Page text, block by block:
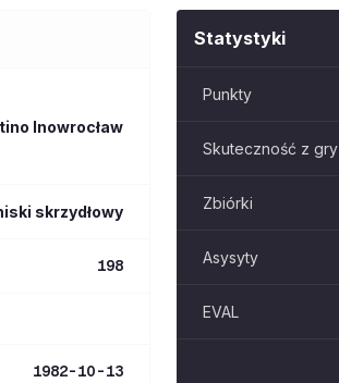
Inowrocław
skrzydłowy
198
1982-10-13
Statystyki
Punkty
Skuteczność z gry
Zbiórki
Asysyty
EVAL